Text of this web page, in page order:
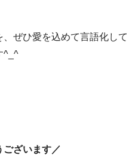
ぜひ愛を込めて言語化して
^_^
ございます／